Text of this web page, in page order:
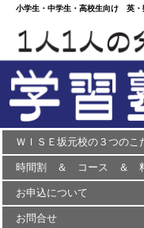
小学生・中学生・高校生向け 英・
ＷＩＳＥ坂元校の３つのこ
時間割 ＆ コース ＆
お申込について
お問合せ